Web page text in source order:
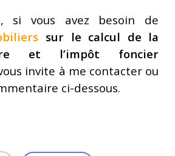
si vous avez besoin de
sur le calcul de la
et l’impôt foncier
invite à me contacter ou
ci-dessous.